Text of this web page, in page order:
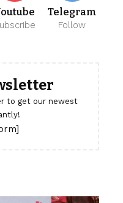
Telegram
Follow
to get our newest